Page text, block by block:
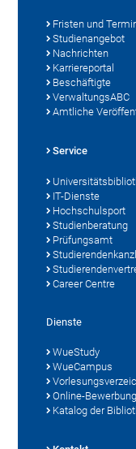
Fristen und
Studienangebot
Nachrichten
Karriereportal
Beschäftigte
VerwaltungsABC
Amtliche
Service
IT-Dienste
Hochschulsport
Studienberatung
Prüfungsamt
Career Centre
Dienste
WueStudy
WueCampus
Online-
Katalog der